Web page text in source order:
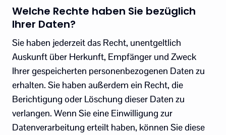
Welche Rechte haben Sie bezüglich
Ihrer Daten?
Sie haben jederzeit das Recht, unentgeltlich
Auskunft über Herkunft, Empfänger und Zweck
Ihrer gespeicherten personenbezogenen Daten zu
erhalten. Sie haben außerdem ein Recht, die
Berichtigung oder Löschung dieser Daten zu
verlangen. Wenn Sie eine Einwilligung zur
Datenverarbeitung erteilt haben, können Sie diese